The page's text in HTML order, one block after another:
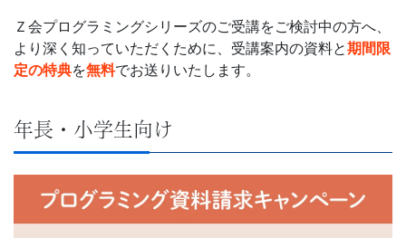
生
ま
で、
Ｚ
Ｚ会プログラミングシリーズのご受講をご検討中の方へ、
より深く知っていただくために、受講案内の資料と期間限
定の特典を無料でお送りいたします。
年長・小学生向け